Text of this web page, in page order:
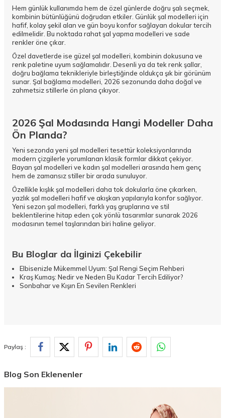
Hem günlük kullanımda hem de özel günlerde doğru şalı seçmek,
kombinin bütünlüğünü doğrudan etkiler. Günlük şal modelleri için
hafif, kolay şekil alan ve gün boyu konfor sağlayan dokular tercih
edilmelidir. Bu noktada rahat şal yapma modelleri ve sade
renkler öne çıkar.
Özel davetlerde ise güzel şal modelleri, kombinin dokusuna ve
renk paletine uyum sağlamalıdır. Desenli ya da tek renk şallar,
doğru bağlama teknikleriyle birleştiğinde oldukça şık bir görünüm
sunar. Şal bağlama modelleri, 2026 sezonunda daha doğal ve
zahmetsiz stillerle ön plana çıkıyor.
2026 Şal Modasında Hangi Modeller Daha
Ön Planda?
Yeni sezonda yeni şal modelleri tesettür koleksiyonlarında
modern çizgilerle yorumlanan klasik formlar dikkat çekiyor.
Bayan şal modelleri ve kadın şal modelleri arasında hem genç
hem de zamansız stiller bir arada sunuluyor.
Özellikle kışlık şal modelleri daha tok dokularla öne çıkarken,
yazlık şal modelleri hafif ve akışkan yapılarıyla konfor sağlıyor.
Yeni sezon şal modelleri, farklı yaş gruplarına ve stil
beklentilerine hitap eden çok yönlü tasarımlar sunarak 2026
modasının temel taşlarından biri haline geliyor.
Bu Bloglar da İlginizi Çekebilir
Elbisenizle Mükemmel Uyum: Şal Rengi Seçim Rehberi
Kraş Kumaş: Nedir ve Neden Bu Kadar Tercih Ediliyor?
Sonbahar ve Kışın En Sevilen Renkleri
Paylaş :
Blog Son Eklenenler